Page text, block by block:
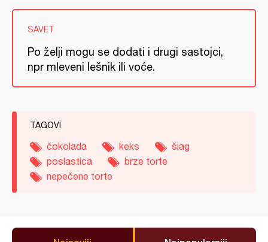
SAVET
Po želji mogu se dodati i drugi sastojci,
npr mleveni lešnik ili voće.
TAGOVI
čokolada keks
šlag
poslastica
brze torte
nepečene torte